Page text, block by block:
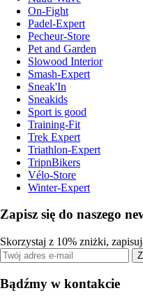
On-Fight
Padel-Expert
Pecheur-Store
Pet and Garden
Slowood Interior
Smash-Expert
Sneak'In
Sneakids
Sport is good
Training-Fit
Trek Expert
Triathlon-Expert
TripnBikers
Vélo-Store
Winter-Expert
Zapisz się do naszego
Skorzystaj z 10% zniżki,
Bądźmy w kontakcie